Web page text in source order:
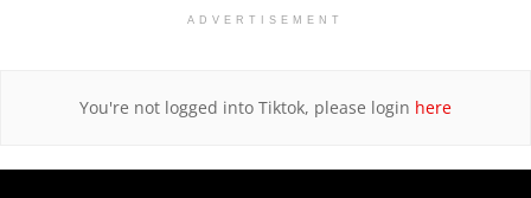
ADVERTISEMENT
You're not logged into Tiktok, please login here